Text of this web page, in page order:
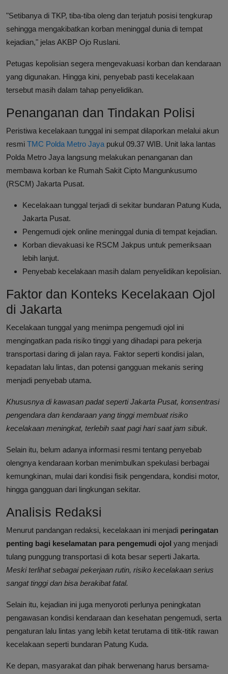
"Setibanya di TKP, tiba-tiba oleng dan terjatuh posisi tengkurap
sehingga mengakibatkan korban meninggal dunia di tempat
kejadian," jelas AKBP Ojo Ruslani.
Petugas kepolisian segera mengevakuasi korban dan kendaraan
yang digunakan. Hingga kini, penyebab pasti kecelakaan
tersebut masih dalam tahap penyelidikan.
Penanganan dan Tindakan Polisi
Peristiwa kecelakaan tunggal ini sempat dilaporkan melalui akun
resmi TMC Polda Metro Jaya pukul 09.37 WIB. Unit laka lantas
Polda Metro Jaya langsung melakukan penanganan dan
membawa korban ke Rumah Sakit Cipto Mangunkusumo
(RSCM) Jakarta Pusat.
Kecelakaan tunggal terjadi di sekitar bundaran Patung Kuda,
Jakarta Pusat.
Pengemudi ojek online meninggal dunia di tempat kejadian.
Korban dievakuasi ke RSCM Jakpus untuk pemeriksaan
lebih lanjut.
Penyebab kecelakaan masih dalam penyelidikan kepolisian.
Faktor dan Konteks Kecelakaan Ojol
di Jakarta
Kecelakaan tunggal yang menimpa pengemudi ojol ini
mengingatkan pada risiko tinggi yang dihadapi para pekerja
transportasi daring di jalan raya. Faktor seperti kondisi jalan,
kepadatan lalu lintas, dan potensi gangguan mekanis sering
menjadi penyebab utama.
Khususnya di kawasan padat seperti Jakarta Pusat, konsentrasi
pengendara dan kendaraan yang tinggi membuat risiko
kecelakaan meningkat, terlebih saat pagi hari saat jam sibuk.
Selain itu, belum adanya informasi resmi tentang penyebab
olengnya kendaraan korban menimbulkan spekulasi berbagai
kemungkinan, mulai dari kondisi fisik pengendara, kondisi motor,
hingga gangguan dari lingkungan sekitar.
Analisis Redaksi
Menurut pandangan redaksi, kecelakaan ini menjadi peringatan
penting bagi keselamatan para pengemudi ojol yang menjadi
tulang punggung transportasi di kota besar seperti Jakarta.
Meski terlihat sebagai pekerjaan rutin, risiko kecelakaan serius
sangat tinggi dan bisa berakibat fatal.
Selain itu, kejadian ini juga menyoroti perlunya peningkatan
pengawasan kondisi kendaraan dan kesehatan pengemudi, serta
pengaturan lalu lintas yang lebih ketat terutama di titik-titik rawan
kecelakaan seperti bundaran Patung Kuda.
Ke depan, masyarakat dan pihak berwenang harus bersama-